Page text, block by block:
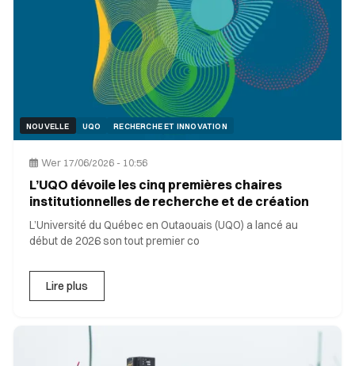
NOUVELLE UQO RECHERCHE ET INNOVATION
Wer 17/06/2026 - 10:56
L’UQO dévoile les cinq premières chaires
institutionnelles de recherche et de création
L’Université du Québec en Outaouais (UQO) a lancé au
début de 2026 son tout premier co
Lire plus